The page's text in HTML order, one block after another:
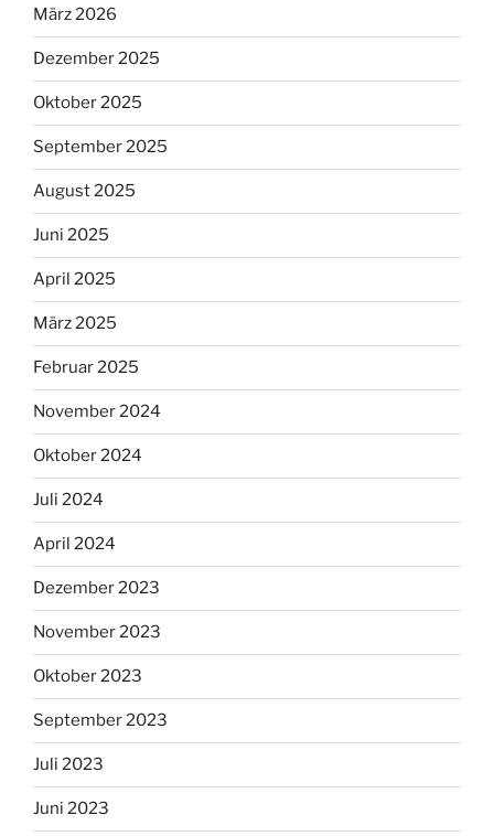
März 2026
Dezember 2025
Oktober 2025
September 2025
August 2025
Juni 2025
April 2025
März 2025
Februar 2025
November 2024
Oktober 2024
Juli 2024
April 2024
Dezember 2023
November 2023
Oktober 2023
September 2023
Juli 2023
Juni 2023